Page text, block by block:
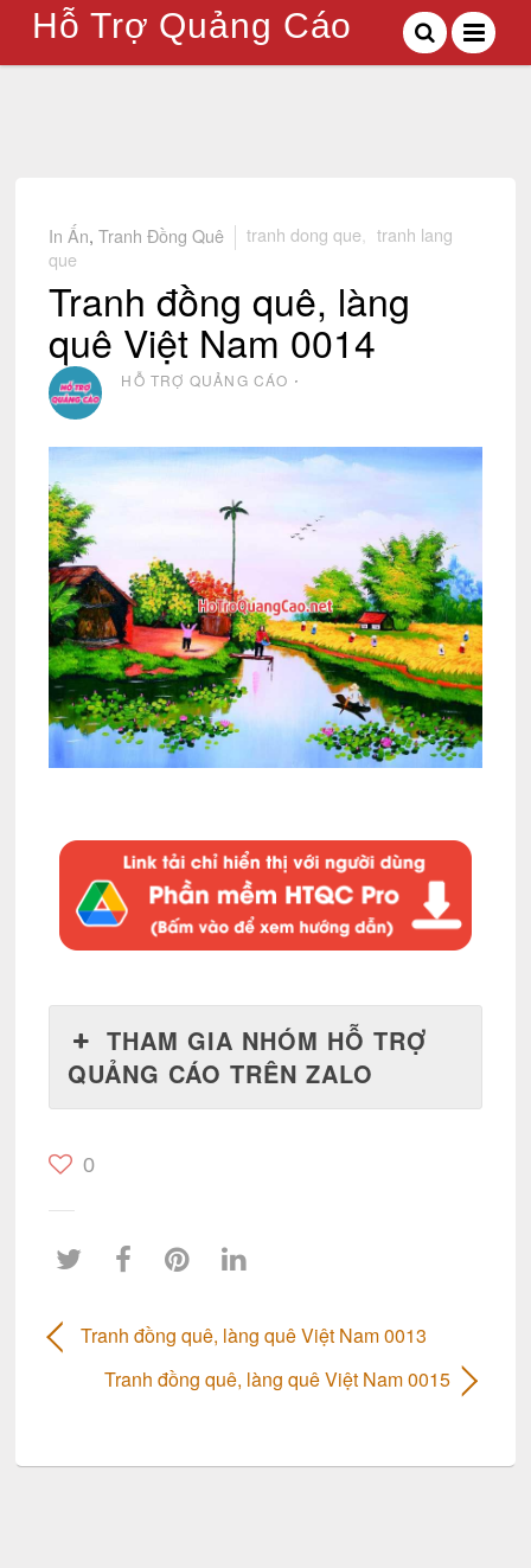
Hỗ Trợ Quảng Cáo
In Ấn ,Tranh Đồng Quê tranh dong que
tranh lang
que
Tranh đồng quê, làng
quê Việt Nam 0014
HỖ TRỢ QUẢNG CÁO ⋅
THAM GIA NHÓM HỖ TRỢ
QUẢNG CÁO TRÊN ZALO
0
Tranh đồng quê, làng quê Việt Nam 0013
Tranh đồng quê, làng quê Việt Nam 0015